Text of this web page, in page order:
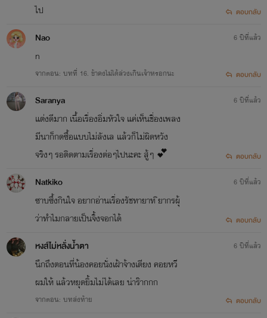
นางแค่...แค่ไม่รู้ว่าตนเองคิดอย่างไรกันแน่.
ไป
ตอบกลับ
Nao
n
จากตอน: บทที่ 16. ข้าคงไม่ได้ล่วงเกินเจ้าหรอกนะ
6 ปีที่แล้ว
ตอบกลับ
Saranya
แต่งดีมาก เนื้อเรื่องอิ่มหัวใจ แค่เห็นชื่องเพลง
มีนาก็กดซื้อแบบไม่ลังเล แล้วก็ไม่ผิดหวัง
จริงๆ รอติดตามเรื่องต่อๆไปนะคะ สู้ๆ 💕
6 ปีที่แล้ว
ตอบกลับ
Natkiko
ซาบซึ้งกินใจ อยากอ่านเรื่องรัชทายาท ิยากรผุ้
ว่าทำไมกลายเป็นจิ้งจอกได้
6 ปีที่แล้ว
ตอบกลับ
หงส์ไม่หลั่งน้ำตา
นึกถึงตอนที่น้องคอยนั่งเฝ้าจ้างเตียง คอยหวี
ผมให้ แล้วหยุดยิ้มไม่ได้เลย น่าร๊ากกก
จากตอน: บทส่งท้าย
6 ปีที่แล้ว
ตอบกลับ